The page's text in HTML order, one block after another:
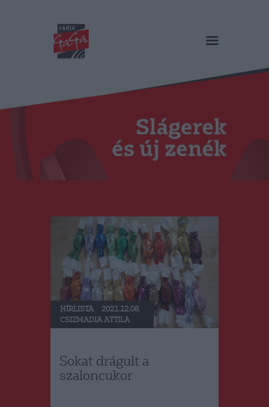
RÁDIÓ GAGA
Műsorok
Duma Duba
Podcast és videók
Stáb
HÍRLISTA
2021.12.08.
CSIZMADIA ATTILA
Sokat drágult a
szaloncukor